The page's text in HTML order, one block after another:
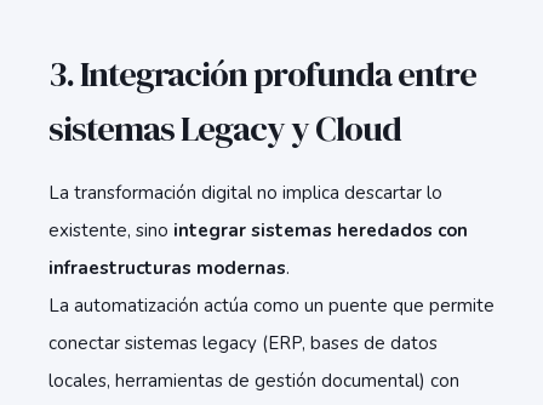
3. Integración profunda entre
sistemas Legacy y Cloud
La transformación digital no implica descartar lo
existente, sino integrar sistemas heredados con
infraestructuras modernas.
La automatización actúa como un puente que permite
conectar sistemas legacy (ERP, bases de datos
locales, herramientas de gestión documental) con